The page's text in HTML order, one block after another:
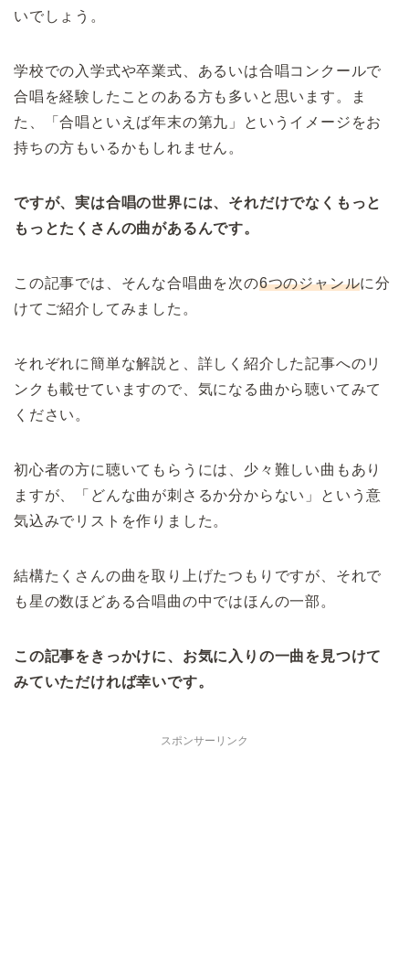
いでしょう。
学校での入学式や卒業式、あるいは合唱コンクールで
合唱を経験したことのある方も多いと思います。ま
た、「合唱といえば年末の第九」というイメージをお
持ちの方もいるかもしれません。
ですが、実は合唱の世界には、それだけでなくもっと
もっとたくさんの曲があるんです。
この記事では、そんな合唱曲を次の6つのジャンルに分
けてご紹介してみました。
それぞれに簡単な解説と、詳しく紹介した記事へのリ
ンクも載せていますので、気になる曲から聴いてみて
ください。
初心者の方に聴いてもらうには、少々難しい曲もあり
ますが、「どんな曲が刺さるか分からない」という意
気込みでリストを作りました。
結構たくさんの曲を取り上げたつもりですが、それで
も星の数ほどある合唱曲の中ではほんの一部。
この記事をきっかけに、お気に入りの一曲を見つけて
みていただければ幸いです。
スポンサーリンク